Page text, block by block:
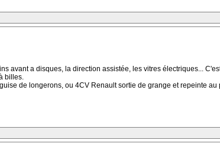
avant a disques, la direction assistée, les vitres électriques...
billes.
de longerons, ou 4CV Renault sortie de grange et repeinte